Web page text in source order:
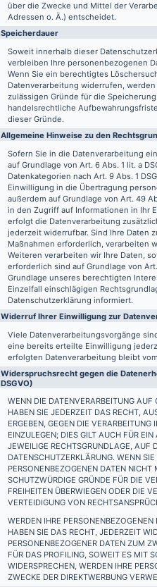
über die Zwecke und Mittel der
Adressen o. Ä.) entscheidet.
Speicherdauer
Soweit innerhalb dieser
verbleiben Ihre personenbezogenen
Wenn Sie ein berechtigtes
Datenverarbeitung widerrufen,
zulässigen Gründe für die
handelsrechtliche
dieser Gründe.
Allgemeine Hinweise zu den
Sofern Sie in die Datenverarbeitung
auf Grundlage von Art. 6 Abs. 1 lit. a
Datenkategorien nach Art. 9 Abs. 1
Einwilligung in die Übertragung
außerdem auf Grundlage von Art. 49
in den Zugriff auf Informationen in Ihr
erfolgt die Datenverarbeitung
jederzeit widerrufbar. Sind Ihre Daten
Maßnahmen erforderlich, verarbeiten
Weiteren verarbeiten wir Ihre Daten,
erforderlich sind auf Grundlage von
Grundlage unseres berechtigten
Einzelfall einschlägigen
Datenschutzerklärung informiert.
Widerruf Ihrer Einwilligung zur
Viele Datenverarbeitungsvorgänge
eine bereits erteilte Einwilligung
erfolgten Datenverarbeitung bleibt
Widerspruchsrecht gegen die
DSGVO)
WENN DIE DATENVERARBEITUNG
HABEN SIE JEDERZEIT DAS RECHT,
ERGEBEN, GEGEN DIE
EINZULEGEN; DIES GILT AUCH FÜR
JEWEILIGE RECHTSGRUNDLAGE, AUF
DATENSCHUTZERKLÄRUNG. WENN
PERSONENBEZOGENEN DATEN
SCHUTZWÜRDIGE GRÜNDE FÜR DIE
FREIHEITEN ÜBERWIEGEN ODER DIE
VERTEIDIGUNG VON
WERDEN IHRE
HABEN SIE DAS RECHT, JEDERZEIT
PERSONENBEZOGENER DATEN ZUM
FÜR DAS PROFILING, SOWEIT ES MIT
WIDERSPRECHEN, WERDEN IHRE
ZWECKE DER DIREKTWERBUNG